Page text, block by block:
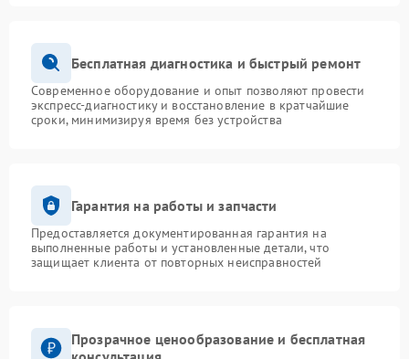
Бесплатная диагностика и быстрый ремонт
Современное оборудование и опыт позволяют провести
экспресс-диагностику и восстановление в кратчайшие
сроки, минимизируя время без устройства
Гарантия на работы и запчасти
Предоставляется документированная гарантия на
выполненные работы и установленные детали, что
защищает клиента от повторных неисправностей
Прозрачное ценообразование и бесплатная